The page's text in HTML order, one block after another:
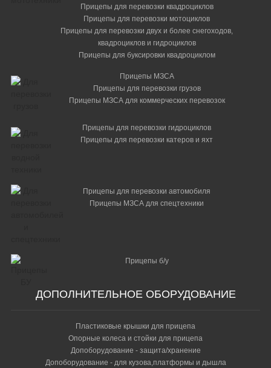
Прицепы для перевозки квадроциклов
Прицепы для перевозки мотоциклов
Прицепы для перевозки двух и более снегоходов,
квадроциклов и гидроциклов
Прицепы для буксировки квадроциклом
Прицепы МЗСА
Прицепы для перевозки грузов
Прицепы МЗСА для коммерческих перевозок
Прицепы для перевозки гидроциклов
Прицепы для перевозки катеров и яхт
Прицепы для перевозки автомобиля
Прицепы МЗСА для спецтехники
Прицепы б/у
ДОПОЛНИТЕЛЬНОЕ ОБОРУДОВАНИЕ
Пластиковые крышки для прицепа
Опорные колеса и стойки для прицепа
Допоборудование - защита/хранение
Допоборудование - для кузова,платформы и дышла